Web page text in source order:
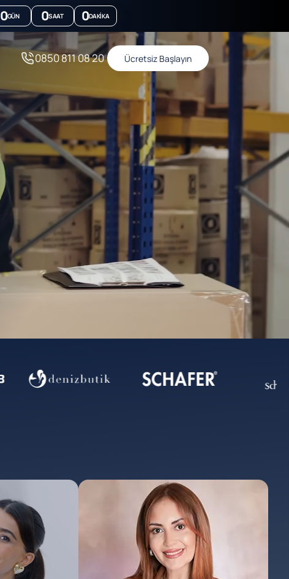
0GÜN 0SAAT 0DAKIKA
0850 811 08 20 Ücretsiz Başlayın